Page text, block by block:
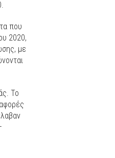
που
2020,
με
Το